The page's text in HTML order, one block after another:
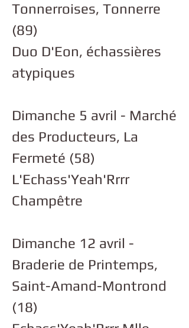
Tonnerroises, Tonnerre
(89)
Duo D'Eon, échassières
atypiques
Dimanche 5 avril - Marché
des Producteurs, La
Fermeté (58)
L'Echass'Yeah'Rrrr
Champêtre
Dimanche 12 avril -
Braderie de Printemps,
Saint-Amand-Montrond
(18)